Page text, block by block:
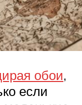
обои,
если